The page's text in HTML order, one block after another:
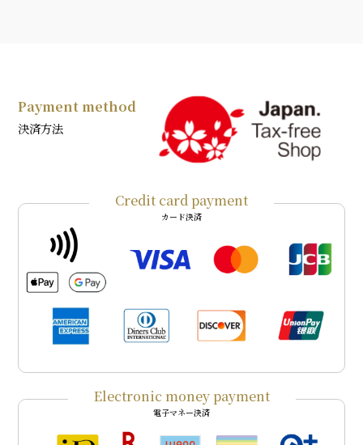
Payment method
決済方法
Credit card payment
カード決済
Electronic money payment
電子マネー決済